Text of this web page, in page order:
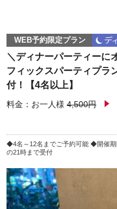
WEB予約限定プラン
＼ディナーパーティーに
フィックスパーティプラ
付！【4名以上】
料金：お一人様 4,500円
4名～12名までご予約可能 開催
の21時まで受付